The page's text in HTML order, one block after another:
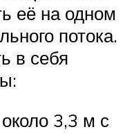
её на одном
потока.
в себя
3,3 м с